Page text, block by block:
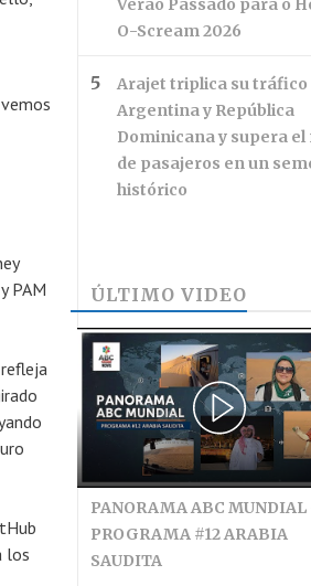
PAM
los
Verão Passado para o
O-Scream 2026
Arajet triplica su
Argentina y República
Dominicana y supera
de pasajeros en un
histórico
ÚLTIMO VIDEO
PANORAMA ABC MUNDIAL
PROGRAMA #12 ARABIA
SAUDITA